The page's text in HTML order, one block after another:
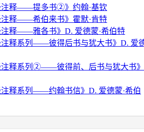
注释——提多书②》约翰·基钦
注释——希伯来书》霍默·肯特
注释——雅各书》D. 爱德蒙·希伯特
注释系列——彼得后书与犹大书》D. 爱
注释系列②——彼得前、后书与犹大书》
注释系列——约翰书信》D. 爱德蒙·希伯